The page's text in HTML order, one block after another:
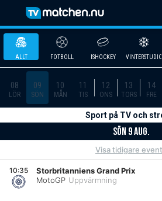
ALLT FOTBOLL ISHOCKEY VINTERSTUDIO
GOLF TENNIS HANDBOLL FIGHTING
BEACHVOLLEY
08
LÖR
09
SÖN
10
MÅN
11
TIS
12
ONS
13
TORS
14
FRE
Sport på TV och
SÖN 9 AUG.
Visa tidigare
10:35
Storbritanniens Grand Prix
MotoGP Uppvärmning